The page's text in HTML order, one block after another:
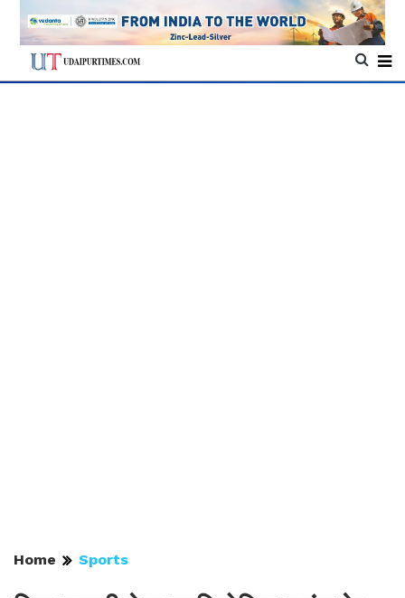
Home Sports